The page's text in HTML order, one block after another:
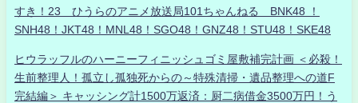
すき！23 ひうらのアニメ放送局101ちゃんねる BNK48 ！
SNH48！JKT48！MNL48！SGO48！GNZ48！STU48！SKE48
ヒウラッフルのハーニーフィニッシュゴミ屋敷補完計画 ＜必殺！
生前整理人！孤立し孤独死からの～特殊清掃・遺品整理への道F
完結編＞ キャッシング計1500万返済：厨二病借金3500万円！う